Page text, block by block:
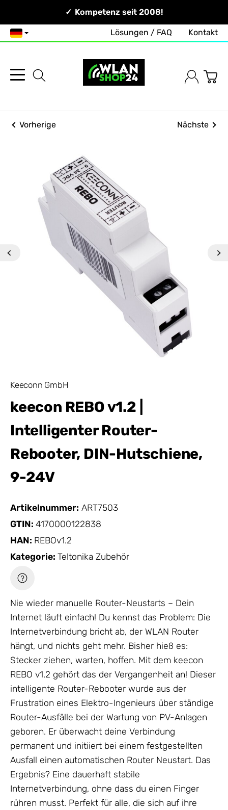
Persönlich & Erreichbar!Kompetenz seit 2008!
Deutsch Lösungen / FAQ Kontakt
Vorherige Nächste
Keeconn GmbH
keecon REBO v1.2 |
Intelligenter Router-
Rebooter, DIN-Hutschiene,
9-24V
Artikelnummer: ART7503
GTIN: 4170000122838
HAN: REBOv1.2
Kategorie: Teltonika Zubehör
Nie wieder manuelle Router-Neustarts – Dein
Internet läuft einfach! Du kennst das Problem: Die
Internetverbindung bricht ab, der WLAN Router
hängt, und nichts geht mehr. Bisher hieß es:
Stecker ziehen, warten, hoffen. Mit dem keecon
REBO v1.2 gehört das der Vergangenheit an! Dieser
intelligente Router-Rebooter wurde aus der
Frustration eines Elektro-Ingenieurs über ständige
Router-Ausfälle bei der Wartung von PV-Anlagen
geboren. Er überwacht deine Verbindung
permanent und initiiert bei einem festgestellten
Ausfall einen automatischen Router Neustart. Das
Ergebnis? Eine dauerhaft stabile
Internetverbindung, ohne dass du einen Finger
rühren musst. Perfekt für alle, die sich auf ihre